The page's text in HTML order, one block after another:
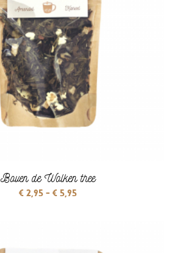
Boven de Wolken thee
€ 2,95 - € 5,95Prijsklasse: